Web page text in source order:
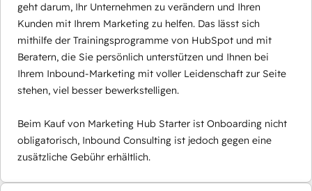
geht darum, Ihr Unternehmen zu verändern und Ihren
Kunden mit Ihrem Marketing zu helfen. Das lässt sich
mithilfe der Trainingsprogramme von HubSpot und mit
Beratern, die Sie persönlich unterstützen und Ihnen bei
Ihrem Inbound-Marketing mit voller Leidenschaft zur Seite
stehen, viel besser bewerkstelligen.
Beim Kauf von Marketing Hub Starter ist Onboarding nicht
obligatorisch, Inbound Consulting ist jedoch gegen eine
zusätzliche Gebühr erhältlich.